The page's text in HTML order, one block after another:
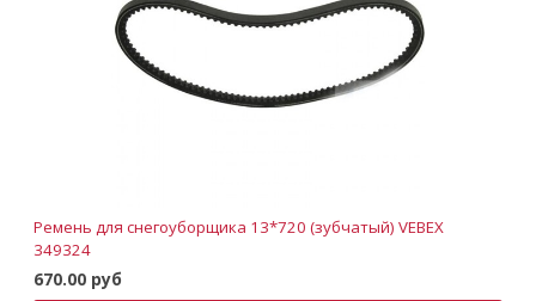
Ремень для снегоуборщика 13*720 (зубчатый) VEBEX
349324
670.00 руб